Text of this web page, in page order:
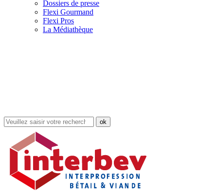
Dossiers de presse
Flexi Gourmand
Flexi Pros
La Médiathèque
Rechercher
dans
site